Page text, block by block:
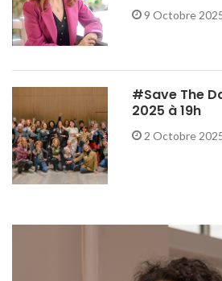
9 Octobre
#Save The
2025 à 19h
2 Octobre